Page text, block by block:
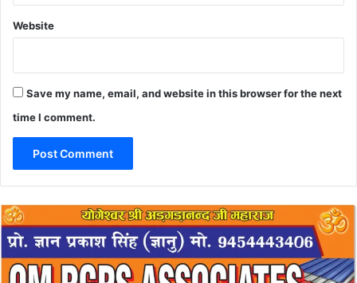
Website
Save my name, email, and website in this browser for the next
time I comment.